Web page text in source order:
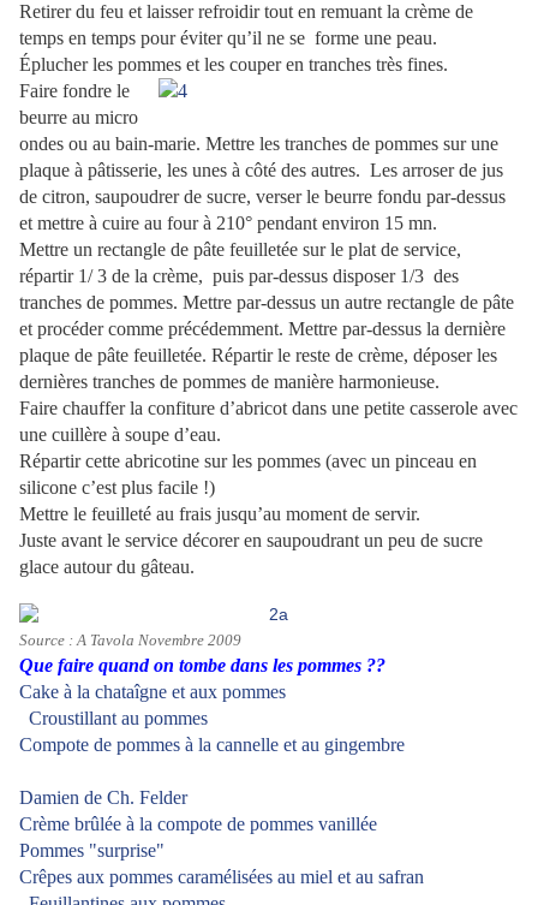
Retirer du feu et laisser refroidir tout en remuant la crème de
temps en temps pour éviter qu’il ne se forme une peau.
Éplucher les pommes et les couper en tranches très fines.
Faire fondre le
beurre au micro
ondes ou au bain-marie. Mettre les tranches de pommes sur une
plaque à pâtisserie, les unes à côté des autres. Les arroser de jus
de citron, saupoudrer de sucre, verser le beurre fondu par-dessus
et mettre à cuire au four à 210° pendant environ 15 mn.
Mettre un rectangle de pâte feuilletée sur le plat de service,
répartir 1/ 3 de la crème, puis par-dessus disposer 1/3 des
tranches de pommes. Mettre par-dessus un autre rectangle de pâte
et procéder comme précédemment. Mettre par-dessus la dernière
plaque de pâte feuilletée. Répartir le reste de crème, déposer les
dernières tranches de pommes de manière harmonieuse.
Faire chauffer la confiture d’abricot dans une petite casserole avec
une cuillère à soupe d’eau.
Répartir cette abricotine sur les pommes (avec un pinceau en
silicone c’est plus facile !)
Mettre le feuilleté au frais jusqu’au moment de servir.
Juste avant le service décorer en saupoudrant un peu de sucre
glace autour du gâteau.
Source :A Tavola Novembre 2009
Que faire quand on tombe dans les pommes ??
Cake à la chataîgne et aux pommes
Croustillant au pommes
Compote de pommes à la cannelle et au gingembre
Damien de Ch. Felder
Crème brûlée à la compote de pommes vanillée
Pommes "surprise"
Crêpes aux pommes caramélisées au miel et au safran